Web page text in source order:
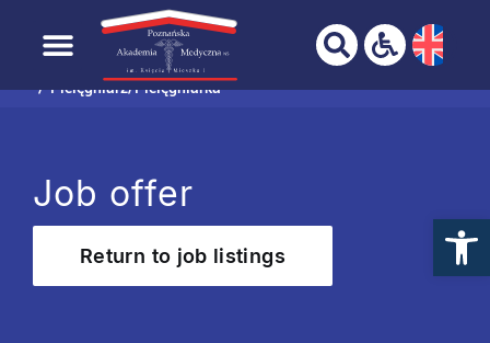
Skip to
YOUR BROWSER IS NOT FULLY SUPPORTED!
Home page Graduate
Job offers
Pielęgniarz/Pielęgniarka
Job offer
Return to job listings